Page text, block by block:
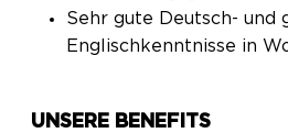
Sehr gute Deutsch- und
Englischkenntnisse in
UNSERE BENEFITS